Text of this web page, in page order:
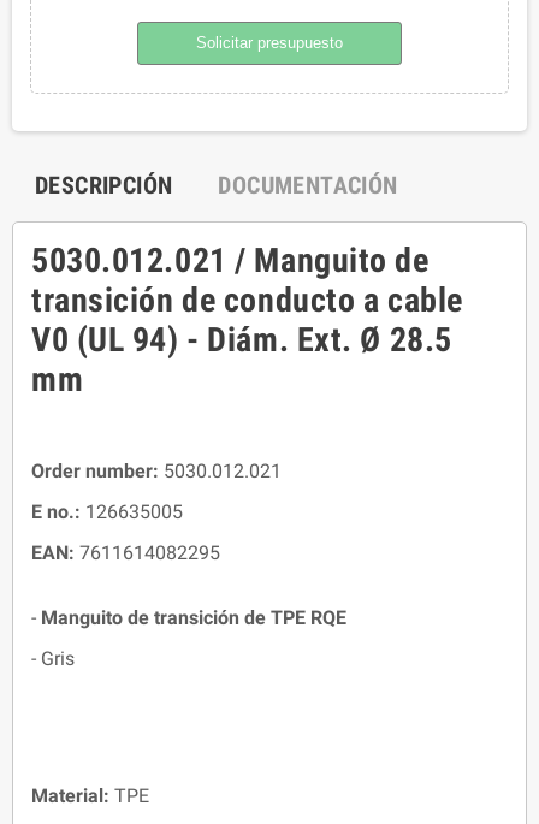
Solicitar presupuesto
DESCRIPCIÓN DOCUMENTACIÓN
5030.012.021 / Manguito de
transición de conducto a cable
V0 (UL 94) - Diám. Ext. Ø 28.5
mm
Order number: 5030.012.021
E no.: 126635005
EAN: 7611614082295
- Manguito de transición de TPE RQE
- Gris
Material: TPE